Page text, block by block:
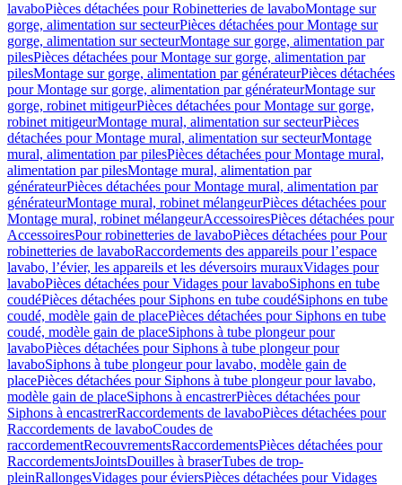
lavaboPièces détachées pour Robinetteries de lavaboMontage sur
gorge, alimentation sur secteurPièces détachées pour Montage sur
gorge, alimentation sur secteurMontage sur gorge, alimentation par
pilesPièces détachées pour Montage sur gorge, alimentation par
pilesMontage sur gorge, alimentation par générateurPièces détachées
pour Montage sur gorge, alimentation par générateurMontage sur
gorge, robinet mitigeurPièces détachées pour Montage sur gorge,
robinet mitigeurMontage mural, alimentation sur secteurPièces
détachées pour Montage mural, alimentation sur secteurMontage
mural, alimentation par pilesPièces détachées pour Montage mural,
alimentation par pilesMontage mural, alimentation par
générateurPièces détachées pour Montage mural, alimentation par
générateurMontage mural, robinet mélangeurPièces détachées pour
Montage mural, robinet mélangeurAccessoiresPièces détachées pour
AccessoiresPour robinetteries de lavaboPièces détachées pour Pour
robinetteries de lavaboRaccordements des appareils pour l’espace
lavabo, l’évier, les appareils et les déversoirs murauxVidages pour
lavaboPièces détachées pour Vidages pour lavaboSiphons en tube
coudéPièces détachées pour Siphons en tube coudéSiphons en tube
coudé, modèle gain de placePièces détachées pour Siphons en tube
coudé, modèle gain de placeSiphons à tube plongeur pour
lavaboPièces détachées pour Siphons à tube plongeur pour
lavaboSiphons à tube plongeur pour lavabo, modèle gain de
placePièces détachées pour Siphons à tube plongeur pour lavabo,
modèle gain de placeSiphons à encastrerPièces détachées pour
Siphons à encastrerRaccordements de lavaboPièces détachées pour
Raccordements de lavaboCoudes de
raccordementRecouvrementsRaccordementsPièces détachées pour
RaccordementsJointsDouilles à braserTubes de trop-
pleinRallongesVidages pour éviersPièces détachées pour Vidages